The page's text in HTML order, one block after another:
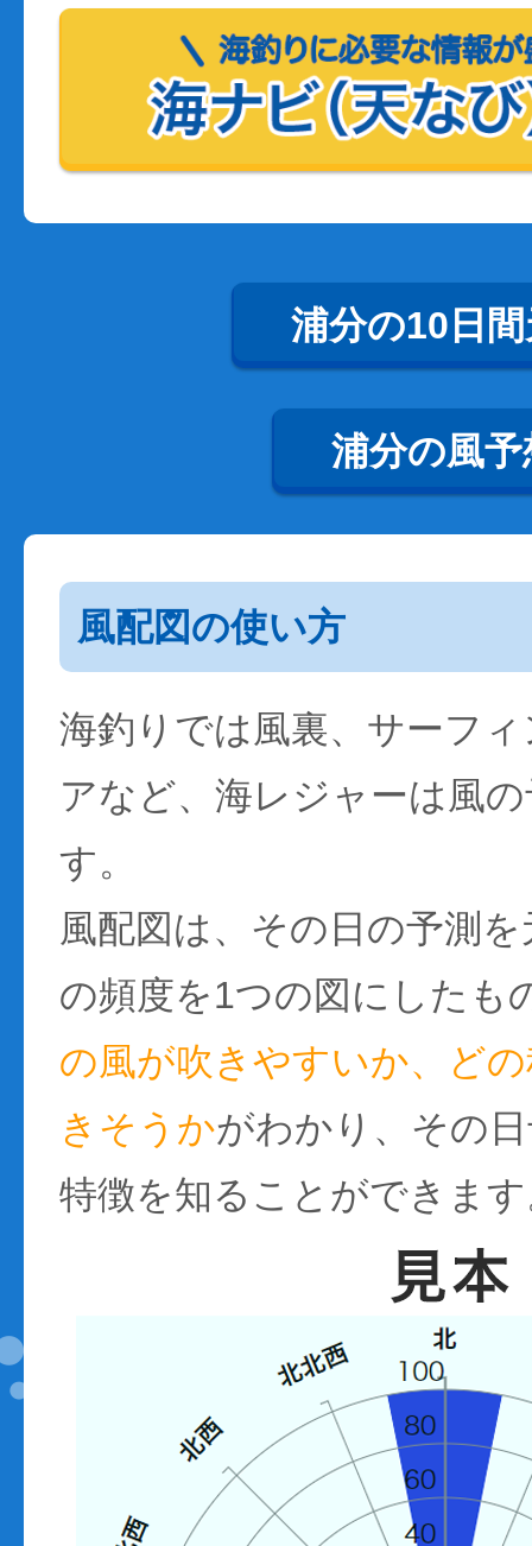
浦分の10日
浦分の風予
風配図の使い方
海釣りでは風裏、サーフ
アなど、海レジャーは風
す。
風配図は、その日の予測
の頻度を1つの図にしたも
の風が吹きやすいか、ど
きそうかがわかり、その
特徴を知ることができま